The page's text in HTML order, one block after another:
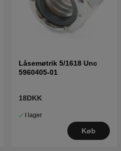
Låsemøtrik 5/1618 Unc
5960405-01
18DKK
I lager
Køb